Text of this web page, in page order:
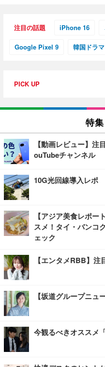
注目の話題 iPhone 16
Google Pixel 9 韓国ドラマ
PICK UP
特
【動画レビュー】
ouTubeチャンネル
10G光回線導入レポ
【アジア美食レポ
スメ！タイ・バンコ
ェック
【エンタメRBB】
【坂道グループニ
今観るべきオススメ